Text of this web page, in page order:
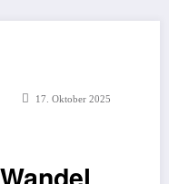
17. Oktober 2025